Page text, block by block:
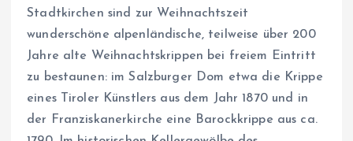
Stadtkirchen sind zur Weihnachtszeit
wunderschöne alpenländische, teilweise über 200
Jahre alte Weihnachtskrippen bei freiem Eintritt
zu bestaunen: im Salzburger Dom etwa die Krippe
eines Tiroler Künstlers aus dem Jahr 1870 und in
der Franziskanerkirche eine Barockkrippe aus ca.